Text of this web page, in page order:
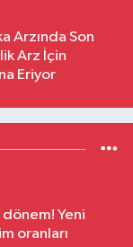
Arzında Son
Arz İçin
Eriyor
dönem! Yeni
oranları